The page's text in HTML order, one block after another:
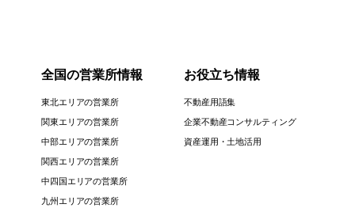
全国の営業所情報
東北エリアの営業所
関東エリアの営業所
中部エリアの営業所
関西エリアの営業所
中四国エリアの営業所
九州エリアの営業所
お役立ち情報
不動産用語集
企業不動産コンサルティング
資産運用・土地活用